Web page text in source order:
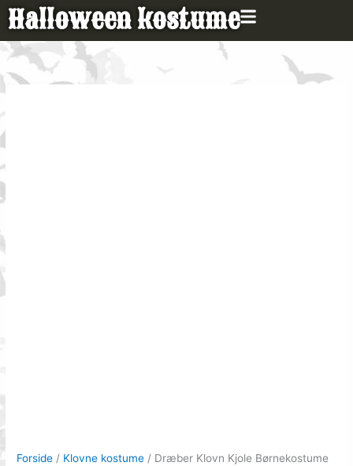
Gå
indholdet
Halloween kostume
Forside / Klovne kostume / Dræber Klovn Kjole Børnekostume